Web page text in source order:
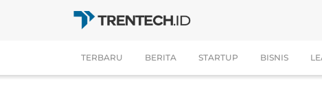
TERBARU BERITA STARTUP BISNIS